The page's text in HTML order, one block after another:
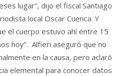
lugar”, dijo el fiscal Santiago
local Oscar Cuenca. Y
el cuerpo estuvo ahí entre 15
hoy”. Alfieri aseguró que no
en la causa, pero aclaró
elemental para conocer datos